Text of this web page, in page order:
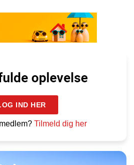
IND HER
Tilmeld dig her